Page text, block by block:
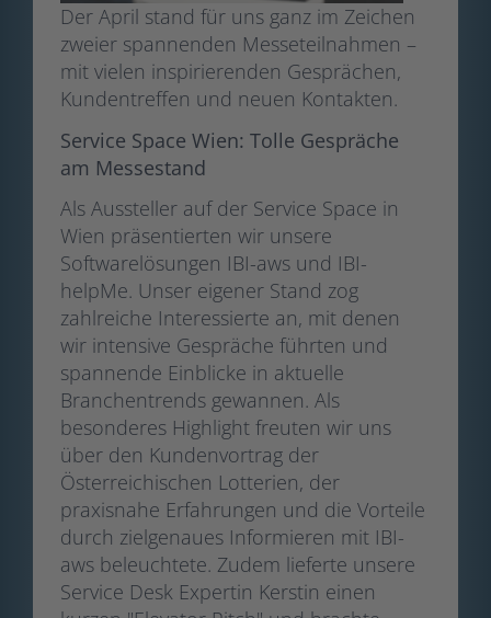
Der April stand für uns ganz im Zeichen
zweier spannenden Messeteilnahmen –
mit vielen inspirierenden Gesprächen,
Kundentreffen und neuen Kontakten.
Service Space Wien: Tolle Gespräche
am Messestand
Als Aussteller auf der Service Space in
Wien präsentierten wir unsere
Softwarelösungen IBI-aws und IBI-
helpMe. Unser eigener Stand zog
zahlreiche Interessierte an, mit denen
wir intensive Gespräche führten und
spannende Einblicke in aktuelle
Branchentrends gewannen. Als
besonderes Highlight freuten wir uns
über den Kundenvortrag der
Österreichischen Lotterien, der
praxisnahe Erfahrungen und die Vorteile
durch zielgenaues Informieren mit IBI-
aws beleuchtete. Zudem lieferte unsere
Service Desk Expertin Kerstin einen